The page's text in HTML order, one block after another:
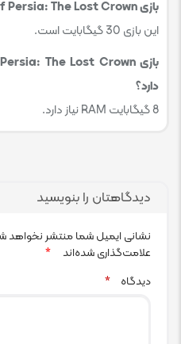
بازی Prince of Persia: The Lost Crown چقدر حجم دارد؟
این بازی 30 گیگابایت است.
دارد؟
8 گیگابایت RAM نیاز دارد.
دیدگاهتان را بنویسید
نشانی ایمیل شما منتشر نخواهد
علامت‌گذاری شده‌اند
*
دیدگاه
*